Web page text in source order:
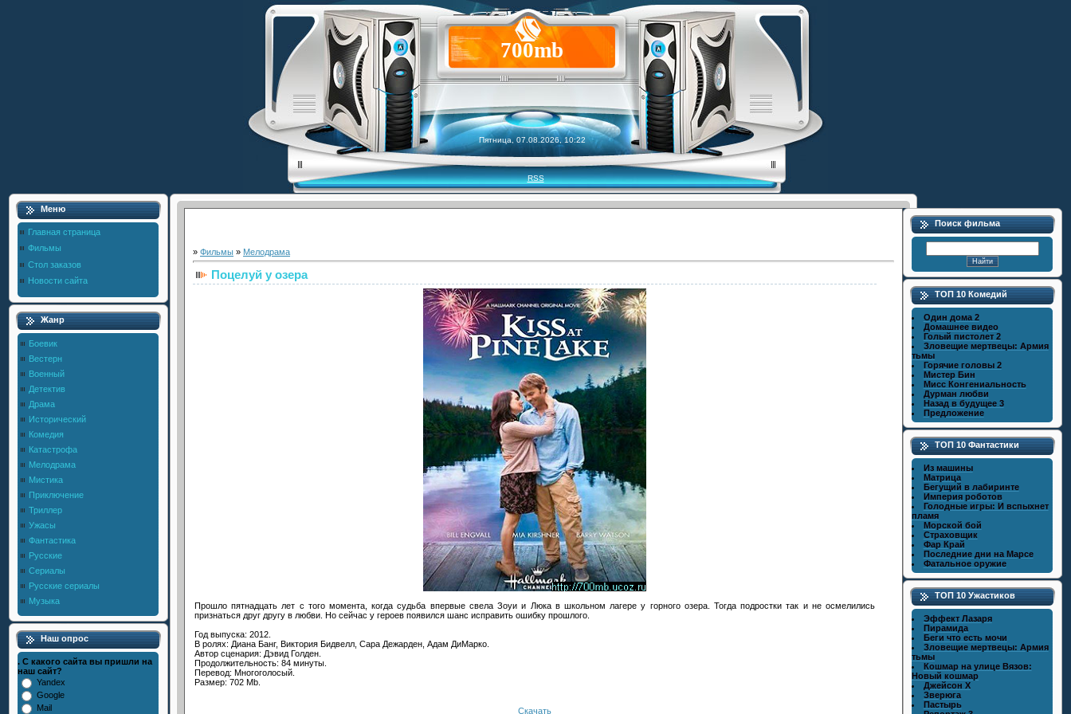
700mb
Пятница, 07.08.2026, 10:22
RSS
Меню
Главная страница
Фильмы
Стол заказов
Новости сайта
Жанр
Боевик
Вестерн
Военный
Детектив
Драма
Исторический
Комедия
Катастрофа
Мелодрама
Мистика
Приключение
Триллер
Ужасы
Фантастика
Русские
Сериалы
Русские сериалы
Музыка
Наш опрос
. С какого сайта вы пришли на
наш сайт?
Yandex
Google
Mail
» Фильмы » Мелодрама
Поцелуй у озера
Прошло пятнадцать лет с того момента, когда судьба впервые свела Зоуи и Люка в школьном лагере у горного озера. Тогда подростки так и не осмелились
признаться друг другу в любви. Но сейчас у героев появился шанс исправить ошибку прошлого.
Год выпуска: 2012.
В ролях: Диана Банг, Виктория Бидвелл, Сара Дежарден, Адам ДиМарко.
Автор сценария: Дэвид Голден.
Продолжительность: 84 минуты.
Перевод: Многоголосый.
Размер: 702 Mb.
Скачать
Поиск фильма
ТОП 10 Комедий
Один дома 2
Домашнее видео
Голый пистолет 2
Зловещие мертвецы: Армия
тьмы
Горячие головы 2
Мистер Бин
Мисс Конгениальность
Дурман любви
Назад в будущее 3
Предложение
ТОП 10 Фантастики
Из машины
Матрица
Бегущий в лабиринте
Империя роботов
Голодные игры: И вспыхнет
пламя
Морской бой
Страховщик
Фар Край
Последние дни на Марсе
Фатальное оружие
ТОП 10 Ужастиков
Эффект Лазаря
Пирамида
Беги что есть мочи
Зловещие мертвецы: Армия
тьмы
Кошмар на улице Вязов:
Новый кошмар
Джейсон X
Зверюга
Пастырь